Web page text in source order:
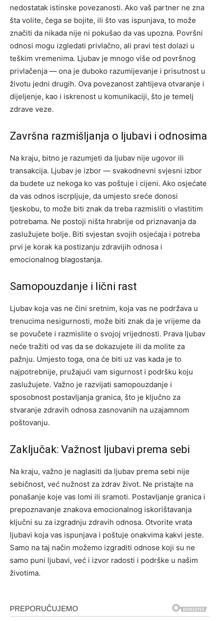
nedostatak istinske povezanosti. Ako vaš partner ne zna
šta volite, čega se bojite, ili što vas ispunjava, to može
značiti da nikada nije ni pokušao da vas upozna. Površni
odnosi mogu izgledati privlačno, ali pravi test dolazi u
teškim vremenima. Ljubav je mnogo više od površnog
privlačenja — ona je duboko razumijevanje i prisutnost u
životu jedni drugih. Ova povezanost zahtijeva otvaranje i
dijeljenje, kao i iskrenost u komunikaciji, što je temelj
zdrave veze.
Završna razmišljanja o ljubavi i odnosima
Na kraju, bitno je razumjeti da ljubav nije ugovor ili
transakcija. Ljubav je izbor — svakodnevni svjesni izbor
da budete uz nekoga ko vas poštuje i cijeni. Ako osjećate
da vas odnos iscrpljuje, da umjesto sreće donosi
tjeskobu, to može biti znak da treba razmisliti o vlastitim
potrebama. Ne postoji ništa hrabrije od priznavanja da
zaslužujete bolje. Biti svjestan svojih osjećaja i potreba
prvi je korak ka postizanju zdravijih odnosa i
emocionalnog blagostanja.
Samopouzdanje i lični rast
Ljubav koja vas ne čini sretnim, koja vas ne podržava u
trenucima nesigurnosti, može biti znak da je vrijeme da
se povučete i razmislite o svojoj vrijednosti. Prava ljubav
neće tražiti od vas da se dokazujete ili da molite za
pažnju. Umjesto toga, ona će biti uz vas kada je to
najpotrebnije, pružajući vam sigurnost i podršku koju
zaslužujete. Važno je razvijati samopouzdanje i
sposobnost postavljanja granica, što je ključno za
stvaranje zdravih odnosa zasnovanih na uzajamnom
poštovanju.
Zaključak: Važnost ljubavi prema sebi
Na kraju, važno je naglasiti da ljubav prema sebi nije
sebičnost, već nužnost za zdrav život. Ne pristajte na
ponašanje koje vas lomi ili sramoti. Postavljanje granica i
prepoznavanje znakova emocionalnog iskorištavanja
ključni su za izgradnju zdravih odnosa. Otvorite vrata
ljubavi koja vas ispunjava i poštuje onakvima kakvi jeste.
Samo na taj način možemo izgraditi odnose koji su ne
samo puni ljubavi, već i izvor radosti i podrške u našim
životima.